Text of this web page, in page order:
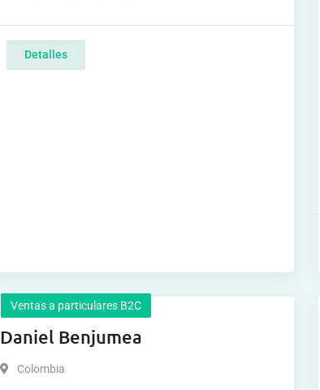
Detalles
Ventas a particulares B2C
Daniel Benjumea
Colombia